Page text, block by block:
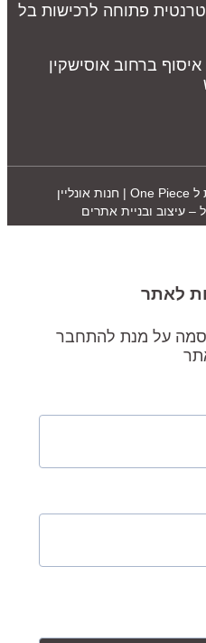
פתוחה לרכישות בל
ברחוב אוסישקין
One Piece | חנות אונליין
לאתר
על מנת להתחבר